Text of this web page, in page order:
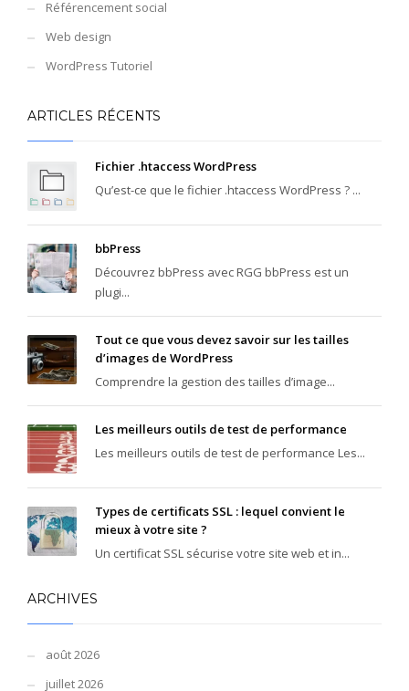
Référencement social
Web design
WordPress Tutoriel
ARTICLES RÉCENTS
Fichier .htaccess WordPress
Qu’est-ce que le fichier .htaccess WordPress ? ...
bbPress
Découvrez bbPress avec RGG bbPress est un
plugi...
Tout ce que vous devez savoir sur les tailles
d’images de WordPress
Comprendre la gestion des tailles d’image...
Les meilleurs outils de test de performance
Les meilleurs outils de test de performance Les...
Types de certificats SSL : lequel convient le
mieux à votre site ?
Un certificat SSL sécurise votre site web et in...
ARCHIVES
août 2026
juillet 2026